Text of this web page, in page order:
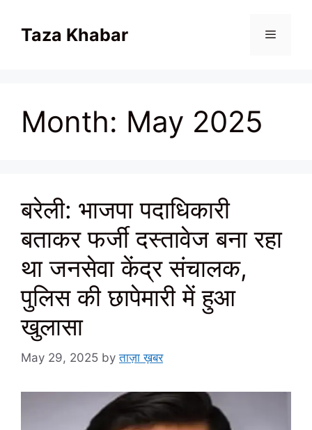
contentTaza Khabar
Month: May 2025
बरेली: भाजपा पदाधिकारी
बताकर फर्जी दस्तावेज बना रहा
था जनसेवा केंद्र संचालक,
पुलिस की छापेमारी में हुआ
खुलासा
May 29, 2025 byताज़ा ख़बर